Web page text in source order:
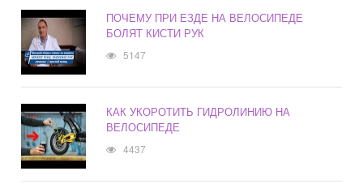
ПОЧЕМУ ПРИ ЕЗДЕ НА ВЕЛОСИПЕДЕ
БОЛЯТ КИСТИ РУК
5147
КАК УКОРОТИТЬ ГИДРОЛИНИЮ НА
ВЕЛОСИПЕДЕ
4437